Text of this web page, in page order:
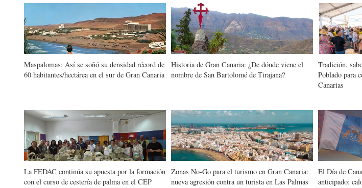
Maspalomas: Así se soñó su densidad récord de
60 habitantes/hectárea en el sur de Gran Canaria
Historia de Gran Canaria: ¿De dónde viene el
nombre de San Bartolomé de Tirajana?
Tradición,
Poblado para
Canarias
La FEDAC continúa su apuesta por la formación
con el curso de cestería de palma en el CEP
Zonas No-Go para el turismo en Gran Canaria:
nueva agresión contra un turista en Las Palmas
El Día de
anticipado: